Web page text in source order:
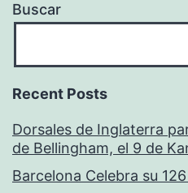
Buscar
Recent Posts
Dorsales de Inglaterra
de Bellingham, el 9 de
Barcelona Celebra su